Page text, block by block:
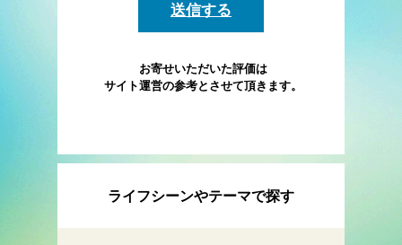
お寄せいただいた評価は
サイト運営の参考とさせて頂きます。
ライフシーンやテーマで探す